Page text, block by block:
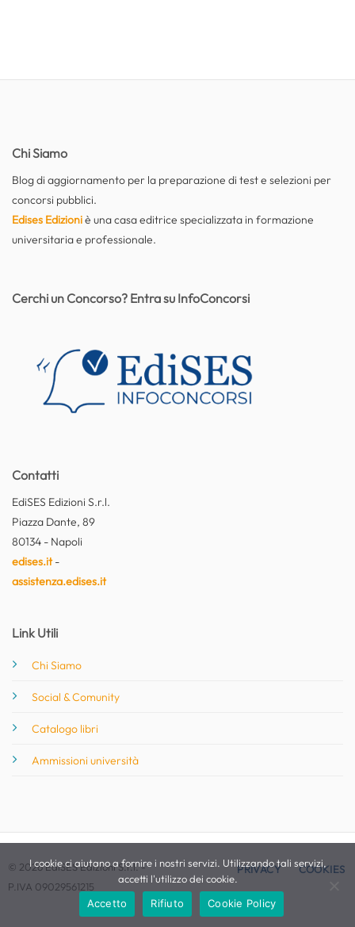
Chi Siamo
Blog di aggiornamento per la preparazione di test e selezioni per
concorsi pubblici.
Edises Edizioniè una casa editrice specializzata in formazione
universitaria e professionale.
Contatti
EdiSES Edizioni S.r.l.
Piazza Dante, 89
80134 - Napoli
edises.it-
assistenza.edises.it
Link Utili
Chi Siamo
Social & Comunity
Catalogo libri
Ammissioni università
Cerchi un Concorso? Entra su InfoConcorsi
© 2026 EdiSES Edizioni S.r.l. -
P.IVA 09029561215
PRIVACY COOKIES
I cookie ci aiutano a fornire i nostri servizi. Utilizzando tali servizi,
accetti l'utilizzo dei cookie.
Accetto
Rifiuto Cookie Policy